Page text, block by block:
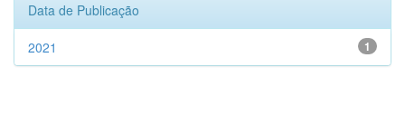
Data de Publicação
1
2021